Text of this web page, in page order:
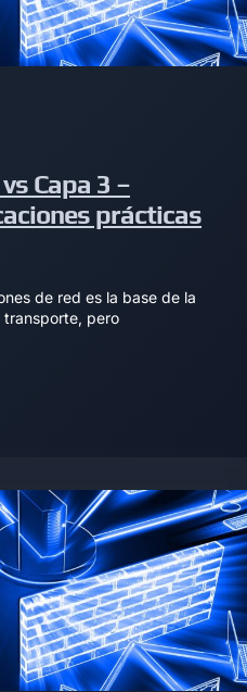
Capa 3 –
prácticas
de red es la base de la
transporte, pero